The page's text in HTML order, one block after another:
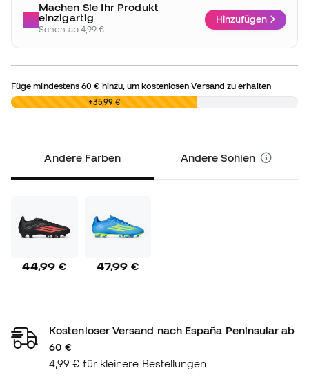
Machen Sie Ihr Produkt
einzigartig
Schon ab 4,99 €
Hinzufügen
Füge mindestens60 € hinzu, um kostenlosen Versand zu erhalten
0,00 € +35,99 €
Andere Farben Andere Sohlen
44,99 € 47,99 €
Kostenloser Versand nach España Peninsular ab
60 €
4,99 € für kleinere Bestellungen